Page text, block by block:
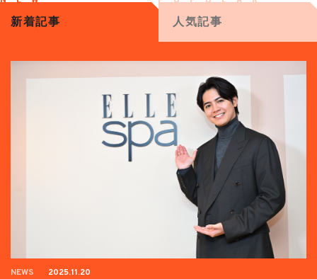
新着記事 人気記事
NEWS 2025.11.20